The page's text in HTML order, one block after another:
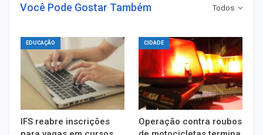
Todos
Você Pode Gostar Também
EDUCAÇÃO
IFS reabre inscrições
CIDADE
Operação contra roubos